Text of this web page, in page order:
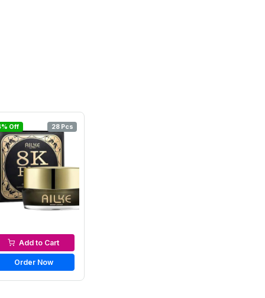
Off 28 Pcs
Night Cream
Add to Cart
Order Now